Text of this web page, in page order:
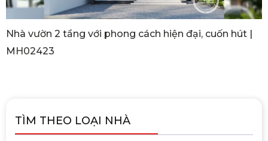
Nhà vườn 2 tầng với phong cách hiện đại, cuốn hút |
MH02423
TÌM THEO LOẠI NHÀ